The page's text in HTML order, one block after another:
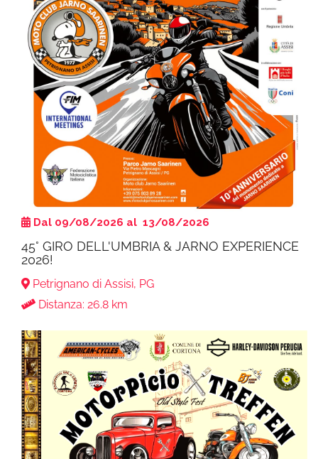
Dal 09/08/2026 al 13/08/2026
​45° GIRO DELL'UMBRIA & JARNO EXPERIENCE
2026!
Petrignano di Assisi, PG
Distanza: 26.8 km